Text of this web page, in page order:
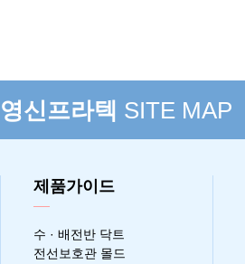
영신프라텍 SITE MAP
제품가이드
수 · 배전반 닥트
전선보호관 몰드